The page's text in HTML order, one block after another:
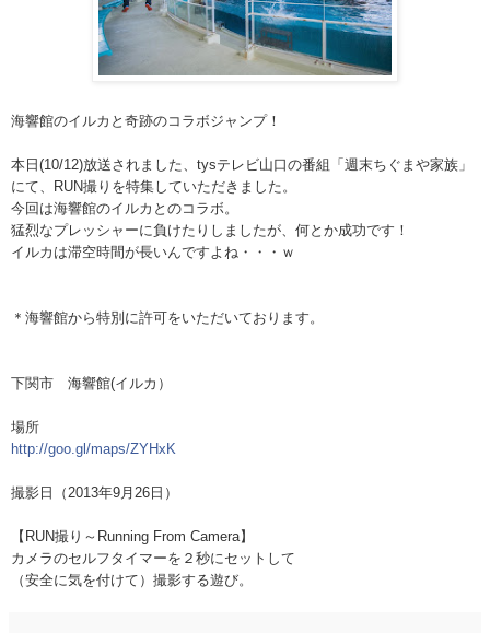
海響館のイルカと奇跡のコラボジャンプ！
本日(10/12)放送されました、tysテレビ山口の番組「週末ちぐ まや家族」
にて、RUN撮りを特集していただきました。
今回は海響館のイルカとのコラボ。
猛烈なプレッシャーに負けたりしましたが、何とか成功です！
イルカは滞空時間が長いんですよね・・・ｗ
＊海響館から特別に許可をいただいております。
下関市 海響館(イルカ）
場所
http://goo.gl/maps/ZYHxK
撮影日（2013年9月26日）
【RUN撮り～Running From Camera】
カメラのセルフタイマーを２秒にセットして
（安全に気を付けて）撮影する遊び。